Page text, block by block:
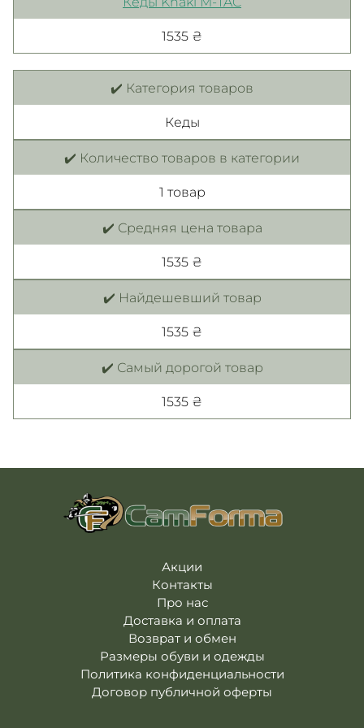
1535 ₴
✔️ Категория товаров
Кеды
✔️ Количество товаров в категории
1 товар
✔️ Средняя цена товара
1535 ₴
✔️ Найдешевший товар
1535 ₴
✔️ Самый дорогой товар
1535 ₴
Акции
Контакты
Про нас
Доставка и оплата
Возврат и обмен
Размеры обуви и одежды
Политика конфиденциальности
Договор публичной оферты